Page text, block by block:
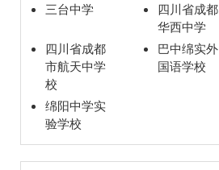
三台中学
四川省成都
华西中学
四川省成都
市航天中学
校
巴中绵实外
国语学校
绵阳中学实
验学校